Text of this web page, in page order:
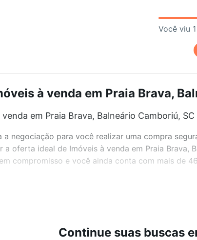
Você viu
à venda em Praia Brava,
em Praia Brava, Balneário Camboriú,
a negociação para você realizar uma compra
oferta ideal de Imóveis à venda em Praia Brava,
compromisso e você ainda conta com mais de
combinar perfeitamente com o preço, metragem
Balneário Camboriú, SC ideal para você na Loft.
Continue suas buscas